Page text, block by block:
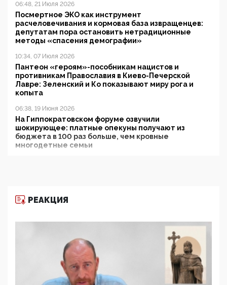
06:48, 21 Июля 2026
Посмертное ЭКО как инструмент
расчеловечивания и кормовая база извращенцев:
депутатам пора остановить нетрадиционные
методы «спасения демографии»
10:34, 07 Июля 2026
Пантеон «героям»-пособникам нацистов и
противникам Православия в Киево-Печерской
Лавре: Зеленский и Ко показывают миру рога и
копыта
06:38, 19 Июня 2026
На Гиппократовском форуме озвучили
шокирующее: платные опекуны получают из
бюджета в 100 раз больше, чем кровные
многодетные семьи
11:53, 09 Июня 2026
деятельность ИИТО ЮНЕСКО в России, но
цифроглобалисты продолжают определять
повестку в образовании
09:43, 01 Июня 2026
5G за счет здоровья граждан: Минцифры намерено
отобрать у регионов и муниципалитетов право
РЕАКЦИЯ